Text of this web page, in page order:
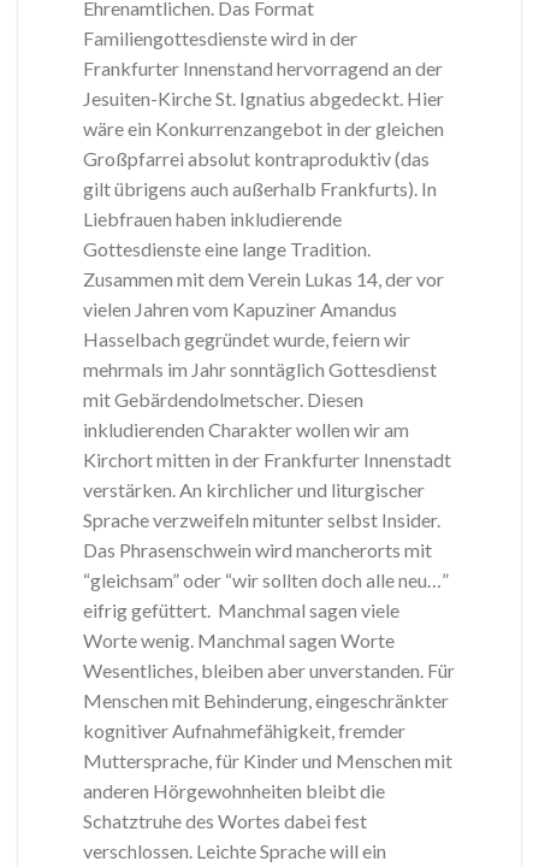
Ehrenamtlichen. Das Format
Familiengottesdienste wird in der
Frankfurter Innenstand hervorragend an der
Jesuiten-Kirche St. Ignatius abgedeckt. Hier
wäre ein Konkurrenzangebot in der gleichen
Großpfarrei absolut kontraproduktiv (das
gilt übrigens auch außerhalb Frankfurts). In
Liebfrauen haben inkludierende
Gottesdienste eine lange Tradition.
Zusammen mit dem Verein Lukas 14, der vor
vielen Jahren vom Kapuziner Amandus
Hasselbach gegründet wurde, feiern wir
mehrmals im Jahr sonntäglich Gottesdienst
mit Gebärdendolmetscher. Diesen
inkludierenden Charakter wollen wir am
Kirchort mitten in der Frankfurter Innenstadt
verstärken. An kirchlicher und liturgischer
Sprache verzweifeln mitunter selbst Insider.
Das Phrasenschwein wird mancherorts mit
“gleichsam” oder “wir sollten doch alle neu…”
eifrig gefüttert. Manchmal sagen viele
Worte wenig. Manchmal sagen Worte
Wesentliches, bleiben aber unverstanden. Für
Menschen mit Behinderung, eingeschränkter
kognitiver Aufnahmefähigkeit, fremder
Muttersprache, für Kinder und Menschen mit
anderen Hörgewohnheiten bleibt die
Schatztruhe des Wortes dabei fest
verschlossen. Leichte Sprache will ein